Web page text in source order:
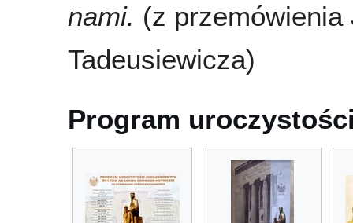
nami. (z
Tadeusiewicza)
Program